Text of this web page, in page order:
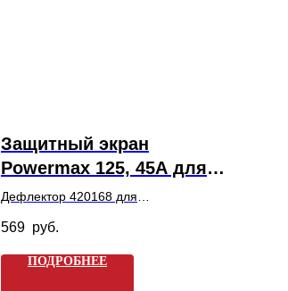
Защитный экран
Powermax 125, 45А для
мех.резки (420168)
Дефлектор 420168 для
диапазоне от 30 до 65А. Арт. 420168 /
GP420168.
569 руб.
ПОДРОБНЕЕ